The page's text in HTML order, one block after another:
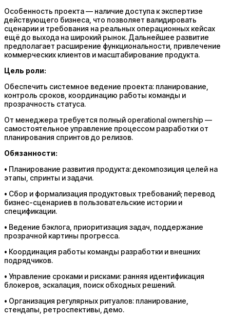
Особенность проекта — наличие доступа к экспертизе
действующего бизнеса, что позволяет валидировать
сценарии и требования на реальных операционных кейсах
ещё до выхода на широкий рынок. Дальнейшее развитие
предполагает расширение функциональности, привлечение
коммерческих клиентов и масштабирование продукта.
Цель роли:
Обеспечить системное ведение проекта: планирование,
контроль сроков, координацию работы команды и
прозрачность статуса.
От менеджера требуется полный operational ownership —
самостоятельное управление процессом разработки от
планирования спринтов до релизов.
Обязанности:
• Планирование развития продукта: декомпозиция целей на
этапы, спринты и задачи.
• Сбор и формализация продуктовых требований; перевод
бизнес-сценариев в пользовательские истории и
спецификации.
• Ведение бэклога, приоритизация задач, поддержание
прозрачной картины прогресса.
• Координация работы команды разработки и внешних
подрядчиков.
• Управление сроками и рисками: ранняя идентификация
блокеров, эскалация, поиск обходных решений.
• Организация регулярных ритуалов: планирование,
стендапы, ретроспективы, демо.